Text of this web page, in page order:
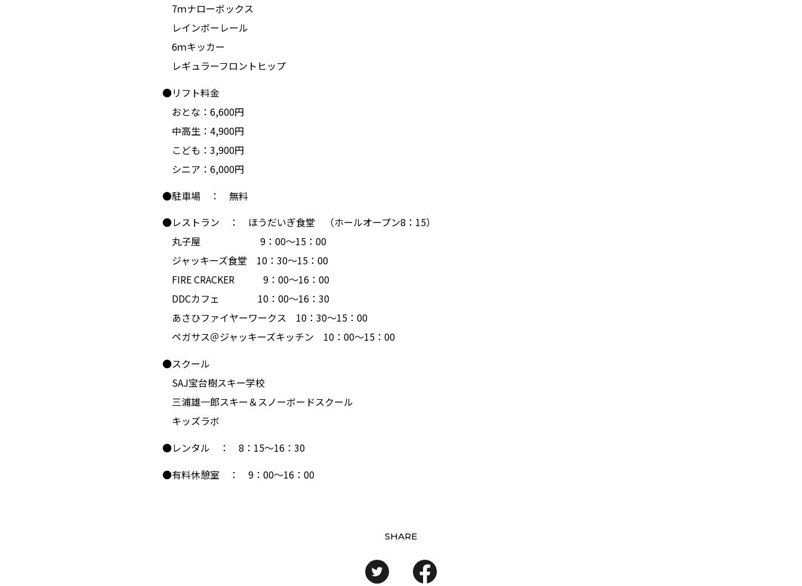
7ｍナローボックス
レインボーレール
6ｍキッカー
レギュラーフロントヒップ
●リフト料金
おとな：6,600円
中高生：4,900円
こども：3,900円
シニア：6,000円
●駐車場 ： 無料
●レストラン ： ほうだいぎ食堂 （ホールオープン8：15）
丸子屋 9：00～15：00
ジャッキーズ食堂 10：30～15：00
FIRE CRACKER 9：00～16：00
DDCカフェ 10：00～16：30
あさひファイヤーワークス 10：30～15：00
ペガサス＠ジャッキーズキッチン 10：00～15：00
●スクール
SAJ宝台樹スキー学校
三浦雄一郎スキー＆スノーボードスクール
キッズラボ
●レンタル ： 8：15～16：30
●有料休憩室 ： 9：00～16：00
SHARE
アクセス
初心者ガイド